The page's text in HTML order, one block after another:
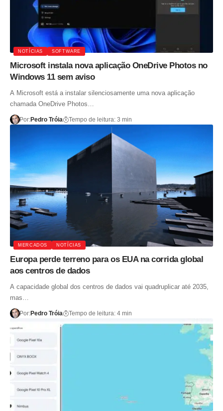
NOTÍCIAS SOFTWARE
Microsoft instala nova aplicação OneDrive Photos no
Windows 11 sem aviso
A Microsoft está a instalar silenciosamente uma nova aplicação
chamada OneDrive Photos…
Por:Pedro Tróia Tempo de leitura: 3 min
MERCADOS NOTÍCIAS
Europa perde terreno para os EUA na corrida global
aos centros de dados
A capacidade global dos centros de dados vai quadruplicar até 2035,
mas…
Por:Pedro Tróia Tempo de leitura: 4 min